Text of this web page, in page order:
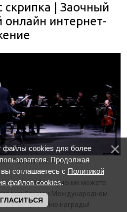
скрипка | Заочный
интернет-
“Галактика Талантов”
Вы и Ваши ученик можете
и Международном
достойно награды!
файлы cookies для более
Продолжая
соглашаетесь с Политикой
файлов cookies.